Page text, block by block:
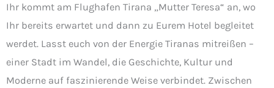
Ihr kommt am Flughafen Tirana „Mutter Teresa“ an, wo
Ihr bereits erwartet und dann zu Eurem Hotel begleitet
werdet. Lasst euch von der Energie Tiranas mitreißen –
einer Stadt im Wandel, die Geschichte, Kultur und
Moderne auf faszinierende Weise verbindet. Zwischen